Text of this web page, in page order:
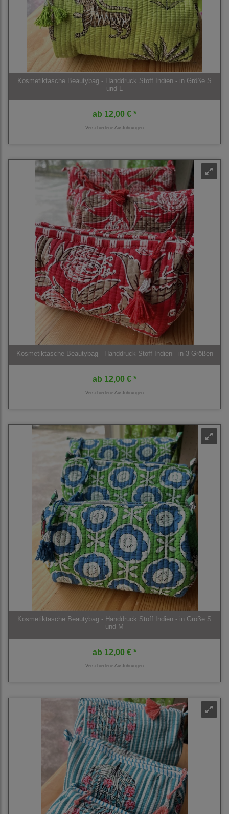
Kosmetiktasche Beautybag - Handdruck Stoff Indien - in Größe S
und L
ab 12,00 € *
Verschiedene Ausführungen
Kosmetiktasche Beautybag - Handdruck Stoff Indien - in 3 Größen
ab 12,00 € *
Verschiedene Ausführungen
Kosmetiktasche Beautybag - Handdruck Stoff Indien - in Größe S
und M
ab 12,00 € *
Verschiedene Ausführungen